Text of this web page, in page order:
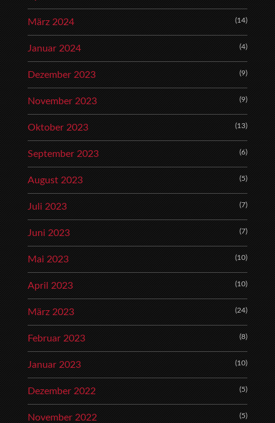
März 2024 (14)
Januar 2024 (4)
Dezember 2023 (9)
November 2023 (9)
Oktober 2023 (13)
September 2023 (6)
August 2023 (5)
Juli 2023 (7)
Juni 2023 (7)
Mai 2023 (10)
April 2023 (10)
März 2023 (24)
Februar 2023 (8)
Januar 2023 (10)
Dezember 2022 (5)
November 2022 (5)